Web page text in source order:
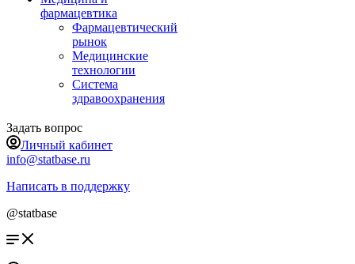
фармацевтика
Фармацевтический
рынок
Медицинские
технологии
Система
здравоохранения
Задать вопрос
Личный кабинет
info@statbase.ru
Написать в поддержку
@statbase